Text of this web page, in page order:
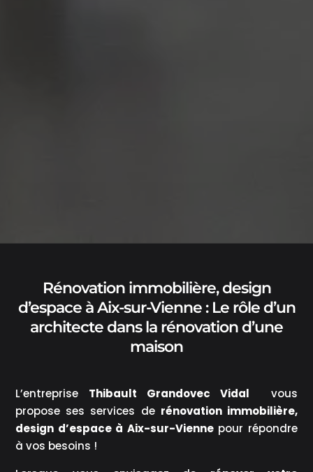
Rénovation immobilière, design
d’espace à Aix-sur-Vienne : Le rôle d’un
architecte dans la rénovation d’une
maison
L’entreprise Thibault Grandovec Vidal
vous
propose ses services de rénovation immobilière,
design d’espace à Aix-sur-Viennepour répondre
à vos besoins !